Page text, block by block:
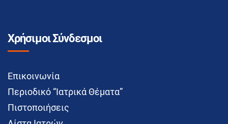
Χρήσιμοι Σύνδεσμοι
Επικοινωνία
Περιοδικό “Ιατρικά Θέματα”
Πιστοποιήσεις